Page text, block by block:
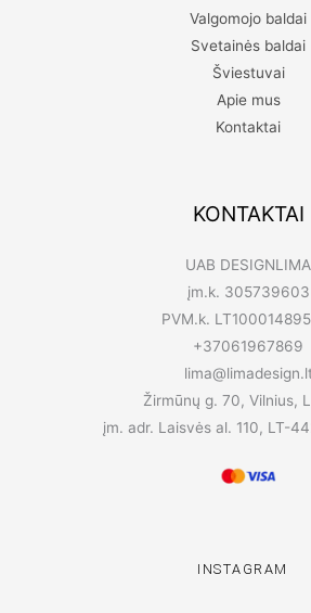
Valgomojo baldai
Svetainės baldai
Šviestuvai
Apie mus
Kontaktai
KONTAKTAI
UAB DESIGNLIMA
įm.k. 305739603
PVM.k.
+37061967869
lima@limadesign.lt
Žirmūnų g. 70, Vilnius,
įm. adr. Laisvės al. 110, LT-
INSTAGRAM